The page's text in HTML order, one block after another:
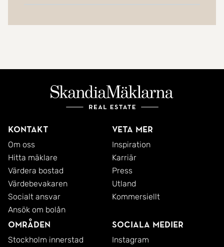
Kontakt
Om oss
Hitta mäklare
Värdera bostad
Värdebevakaren
Socialt ansvar
Ansök om bolån
Veta mer
Inspiration
Karriär
Press
Utland
Kommersiellt
Områden
Stockholm innerstad
Sociala medier
Instagram